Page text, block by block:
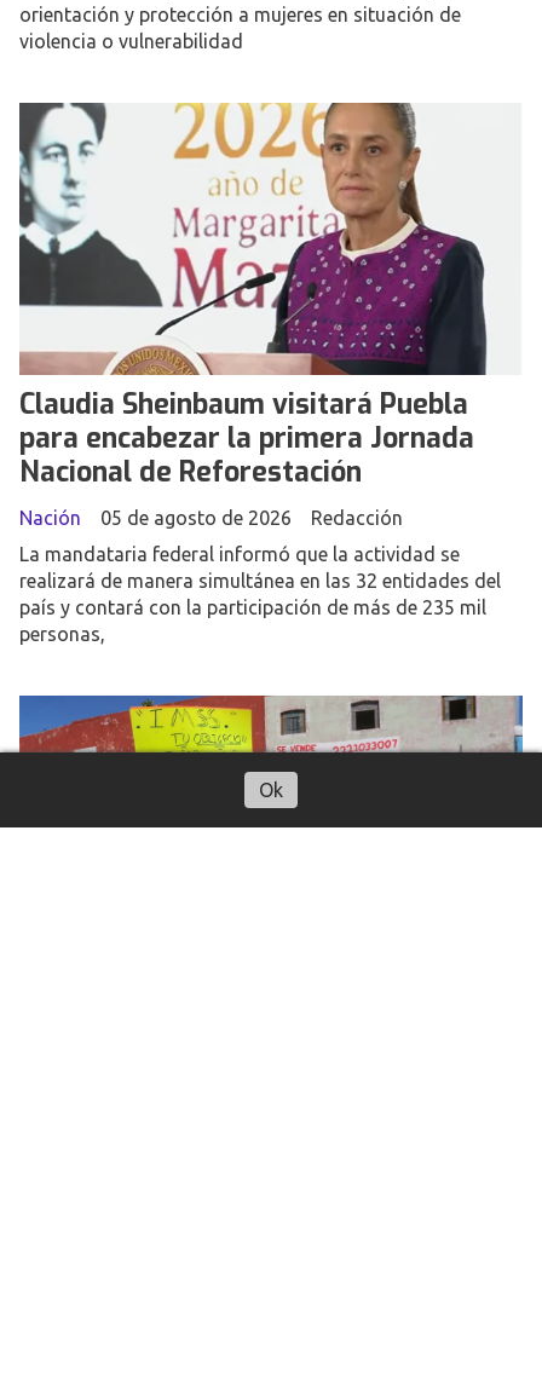
orientación y protección a mujeres en situación de
violencia o vulnerabilidad
Claudia Sheinbaum visitará Puebla
para encabezar la primera Jornada
Nacional de Reforestación
Redacción
Nación
05 de agosto de 2026
La mandataria federal informó que la actividad se
realizará de manera simultánea en las 32 entidades del
país y contará con la participación de más de 235 mil
personas,
Ok